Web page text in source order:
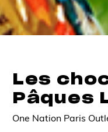
Les
Pâques
One Nation Paris